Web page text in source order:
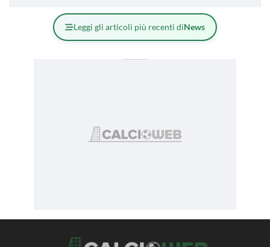
Leggi gli articoli più recenti diNews